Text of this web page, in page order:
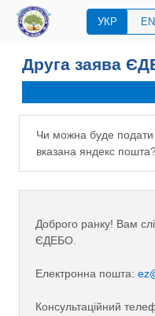
УКР
Друга заява
Чи можна буде подати
вказана яндекс
Доброго ранку! Вам
ЄДЕБО.
Електронна пошта:
Консультаційний